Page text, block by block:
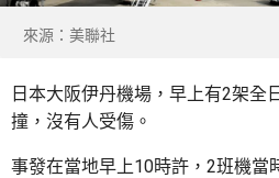
來源：美聯社
日本大阪伊丹機場，早上有2架全
撞，沒有人受傷。
事發在當地早上10時許，2班機當